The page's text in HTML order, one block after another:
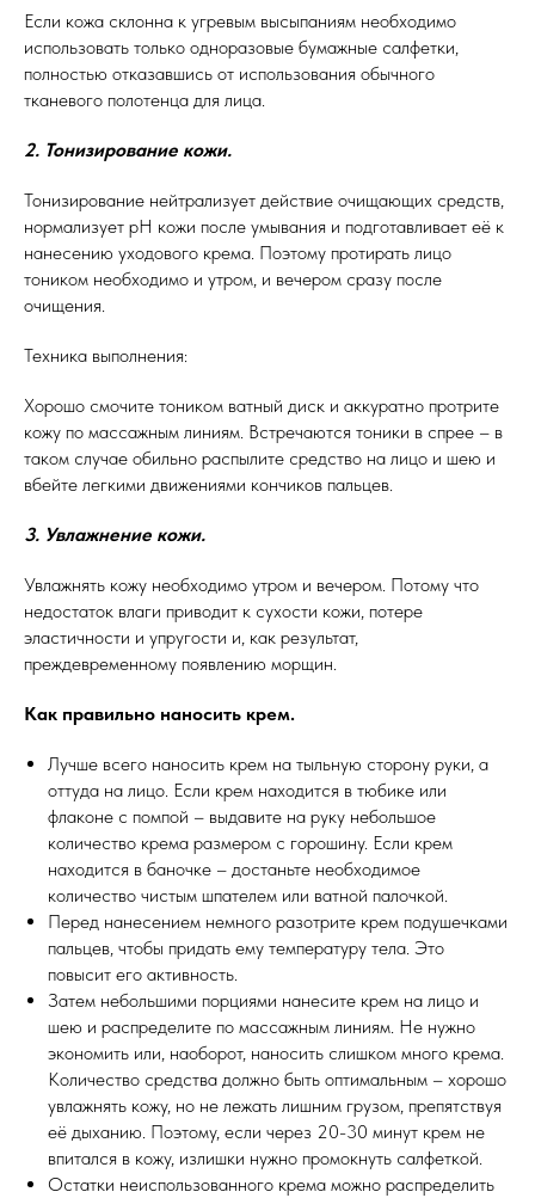
Если кожа склонна к угревым высыпаниям необходимо
использовать только одноразовые бумажные салфетки,
полностью отказавшись от использования обычного
тканевого полотенца для лица.
2. Тонизирование кожи.
Тонизирование нейтрализует действие очищающих средств,
нормализует pH кожи после умывания и подготавливает её к
нанесению уходового крема. Поэтому протирать лицо
тоником необходимо и утром, и вечером сразу после
очищения.
Техника выполнения:
Хорошо смочите тоником ватный диск и аккуратно протрите
кожу по массажным линиям. Встречаются тоники в спрее – в
таком случае обильно распылите средство на лицо и шею и
вбейте легкими движениями кончиков пальцев.
3. Увлажнение кожи.
Увлажнять кожу необходимо утром и вечером. Потому что
недостаток влаги приводит к сухости кожи, потере
эластичности и упругости и, как результат,
преждевременному появлению морщин.
Как правильно наносить крем.
Лучше всего наносить крем на тыльную сторону руки, а
оттуда на лицо. Если крем находится в тюбике или
флаконе с помпой – выдавите на руку небольшое
количество крема размером с горошину. Если крем
находится в баночке – достаньте необходимое
количество чистым шпателем или ватной палочкой.
Перед нанесением немного разотрите крем подушечками
пальцев, чтобы придать ему температуру тела. Это
повысит его активность.
Затем небольшими порциями нанесите крем на лицо и
шею и распределите по массажным линиям. Не нужно
экономить или, наоборот, наносить слишком много крема.
Количество средства должно быть оптимальным – хорошо
увлажнять кожу, но не лежать лишним грузом, препятствуя
её дыханию. Поэтому, если через 20-30 минут крем не
впитался в кожу, излишки нужно промокнуть салфеткой.
Остатки неиспользованного крема можно распределить